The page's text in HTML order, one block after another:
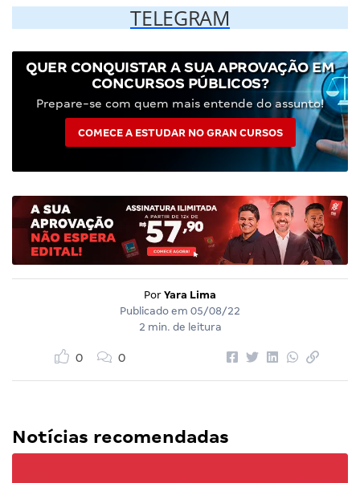
TELEGRAM
QUER CONQUISTAR A SUA APROVAÇÃO EM
CONCURSOS PÚBLICOS?
Prepare-se com quem mais entende do assunto!
COMECE A ESTUDAR NO GRAN CURSOS
Por Yara Lima
Publicado em 05/08/22
2 min. de leitura
0 0
Notícias recomendadas